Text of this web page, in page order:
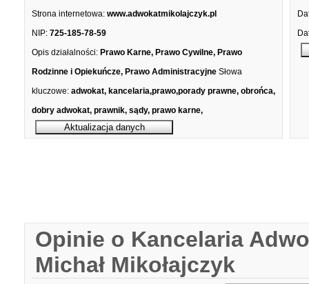
Strona internetowa: www.adwokatmikolajczyk.pl
NIP: 725-185-78-59
Opis działalności: Prawo Karne, Prawo Cywilne, Prawo
Rodzinne i Opiekuńcze, Prawo Administracyjne Słowa
kluczowe: adwokat, kancelaria,prawo,porady prawne, obrońca,
dobry adwokat, prawnik, sądy, prawo karne,
Opinie o Kancelaria
Michał Mikołajczyk